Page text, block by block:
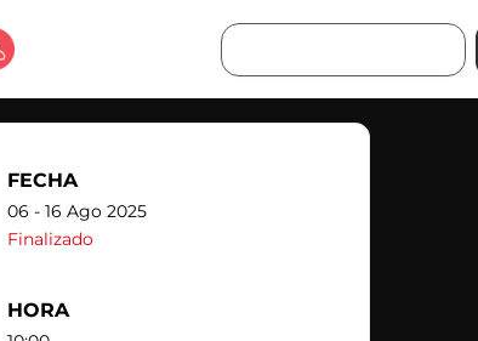
Buscar
FECHA
06 - 16 Ago 2025
Finalizado
HORA